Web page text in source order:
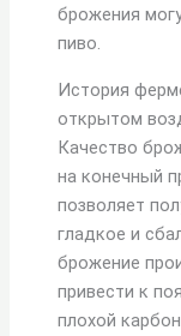
брожения
пиво.
История
открытом
Качество
на конечный
позволяет
гладкое и
брожение
привести к
плохой